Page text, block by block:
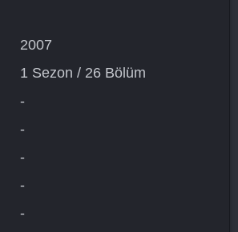
2007
1 Sezon / 26 Bölüm
-
-
-
-
-